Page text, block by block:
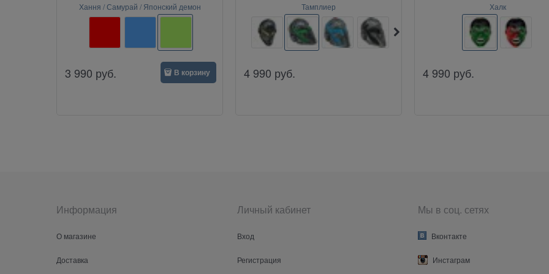
Хання / Самурай / Японский демон
3 990 руб. В корзину
Тамплиер
4 990 руб.
Халк
4 990 руб.
Информация
О магазине
Доставка
Личный кабинет
Вход
Регистрация
Мы в соц. сетях
Вконтакте
Инстаграм